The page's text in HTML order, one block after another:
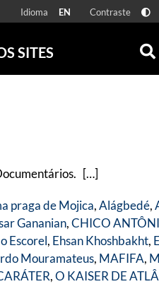
Idioma EN Contraste
SITES
OCULAR
[…]
praga de Mojica,Alágbedé,
Gananian,CHICO
Escorel, Ehsan Khoshbakht,
Mouramateus, MAFIFA,
,O KAISER DE